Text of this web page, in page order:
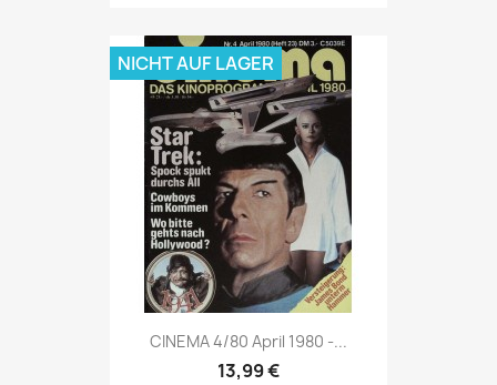
Vorschau
CINEMA 4/80 April 1980 -...
13,99 €
NICHT AUF LAGER